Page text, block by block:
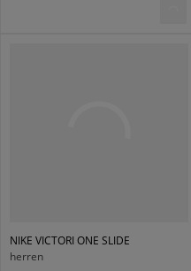
NIKE VICTORI ONE SLIDE
herren